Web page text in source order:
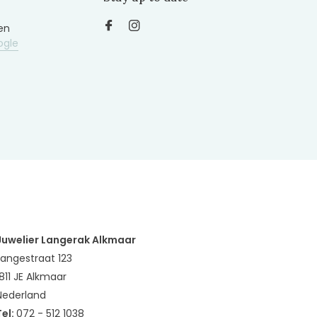
Langerak Alkmaar
123
JE Alkmaar
072 - 512 1038